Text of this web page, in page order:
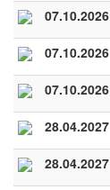
07.10.2026
07.10.2026
07.10.2026
28.04.2027
28.04.2027